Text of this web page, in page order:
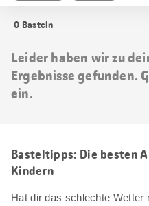
0 Basteln
Leider haben wir zu
Ergebnisse gefunden.
ein.
Basteltipps: Die besten
Kindern
Hat dir das schlechte Wetter